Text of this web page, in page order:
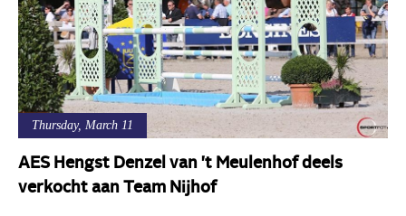
Thursday, March 11
AES Hengst Denzel van 't Meulenhof deels
verkocht aan Team Nijhof